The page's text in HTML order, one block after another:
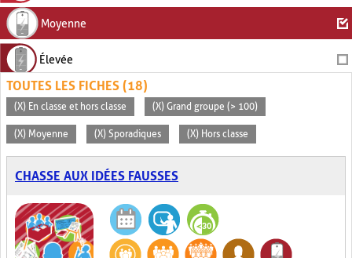
Moyenne
Élevée
TOUTES LES FICHES (18)
(X) En classe et hors classe (X) Grand groupe (> 100)
(X) Moyenne (X) Sporadiques (X) Hors classe
CHASSE AUX IDÉES FAUSSES